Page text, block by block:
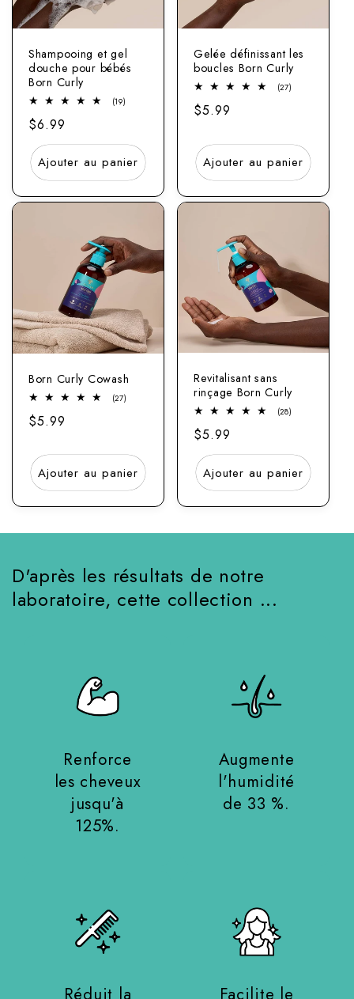
Shampooing et gel
douche pour bébés
Born Curly
(19)
Prix
normal
$6.99
Ajouter au panier
Gelée définissant les
boucles Born Curly
(27)
Prix
$5.99
Ajouter au panier
Born Curly Cowash
(27)
Prix
$5.99
Ajouter au panier
Revitalisant sans
rinçage Born Curly
(28)
Prix
normal
$5.99
Ajouter au panier
D'après les résultats de notre
laboratoire, cette collection ...
Renforce
les cheveux
jusqu'à
125%.
Augmente
l'humidité
de 33 %.